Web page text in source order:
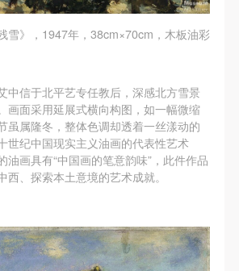
雪》，1947年，38cm×70cm，木板油彩
中信于北平艺专任教后，深感北方雪景
画面采用延展式横向构图，如一幅微缩
虽属隆冬，整体色调却透着一丝漾动的
世纪中国现实主义油画的代表性艺术
油画具有“中国画的笔意韵味”，此件作品
西、探索本土意境的艺术成就。
用形式、使用地域范围
院公共教育部策划或执行的一切活
于中央美术学院图书出版、销售
。
于不损害甲方肖像权的任何媒介
。
用形式、使用地域范围
院公共教育部策划或执行的一切活
于中央美术学院图书出版、销售
。
于不损害甲方肖像权的任何媒介
。
用形式、使用地域范围
院公共教育部策划或执行的一切活
于中央美术学院图书出版、销售
。
于不损害甲方肖像权的任何媒介
。